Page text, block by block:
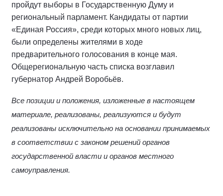
пройдут выборы в Государственную Думу и
региональный парламент. Кандидаты от партии
«Единая Россия», среди которых много новых лиц,
были определены жителями в ходе
предварительного голосования в конце мая.
Общерегиональную часть списка возглавил
губернатор Андрей Воробьёв.
Все позиции и положения, изложенные в настоящем
материале, реализованы, реализуются и будут
реализованы исключительно на основании принимаемых
в соответствии с законом решений органов
государственной власти и органов местного
самоуправления.